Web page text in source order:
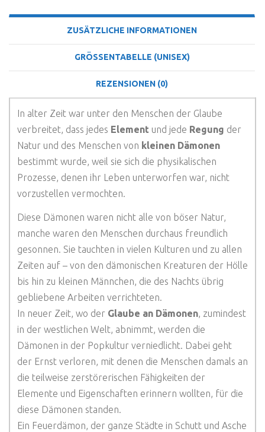
ZUSÄTZLICHE INFORMATIONEN
GRÖSSENTABELLE (UNISEX)
REZENSIONEN (0)
In alter Zeit war unter den Menschen der Glaube
verbreitet, dass jedes Element und jede Regung der
Natur und des Menschen von kleinen Dämonen
bestimmt wurde, weil sie sich die physikalischen
Prozesse, denen ihr Leben unterworfen war, nicht
vorzustellen vermochten.
Diese Dämonen waren nicht alle von böser Natur,
manche waren den Menschen durchaus freundlich
gesonnen. Sie tauchten in vielen Kulturen und zu allen
Zeiten auf – von den dämonischen Kreaturen der Hölle
bis hin zu kleinen Männchen, die des Nachts übrig
gebliebene Arbeiten verrichteten.
In neuer Zeit, wo der Glaube an Dämonen, zumindest
in der westlichen Welt, abnimmt, werden die
Dämonen in der Popkultur verniedlicht. Dabei geht
der Ernst verloren, mit denen die Menschen damals an
die teilweise zerstörerischen Fähigkeiten der
Elemente und Eigenschaften erinnern wollten, für die
diese Dämonen standen.
Ein Feuerdämon, der ganze Städte in Schutt und Asche